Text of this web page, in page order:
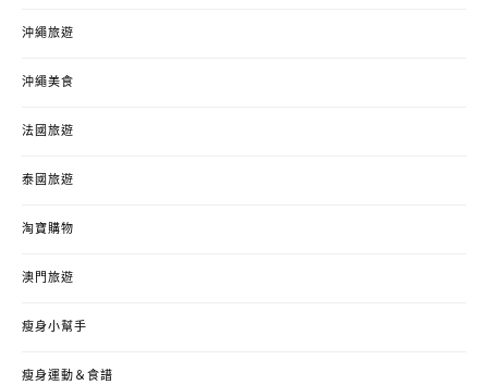
沖繩旅遊
沖繩美食
法國旅遊
泰國旅遊
淘寶購物
澳門旅遊
瘦身小幫手
瘦身運動＆食譜